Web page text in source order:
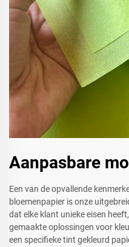
Aanpasbare
Een van de opvallende
bloemenpapier is onze
dat elke klant unieke eisen
gemaakte oplossingen voor
een specifieke tint gekleurd